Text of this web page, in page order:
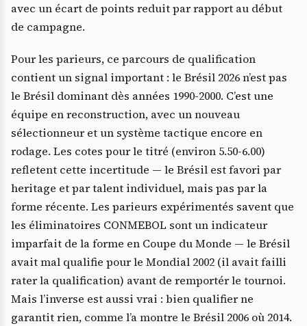
avec un écart de points reduit par rapport au début
de campagne.
Pour les parieurs, ce parcours de qualification
contient un signal important : le Brésil 2026 n’est pas
le Brésil dominant dès années 1990-2000. C’est une
équipe en reconstruction, avec un nouveau
sélectionneur et un système tactique encore en
rodage. Les cotes pour le titré (environ 5.50-6.00)
refletent cette incertitude — le Brésil est favori par
heritage et par talent individuel, mais pas par la
forme récente. Les parieurs expérimentés savent que
les éliminatoires CONMEBOL sont un indicateur
imparfait de la forme en Coupe du Monde — le Brésil
avait mal qualifie pour le Mondial 2002 (il avait failli
rater la qualification) avant de remportér le tournoi.
Mais l’inverse est aussi vrai : bien qualifier ne
garantit rien, comme l’a montre le Brésil 2006 où 2014.